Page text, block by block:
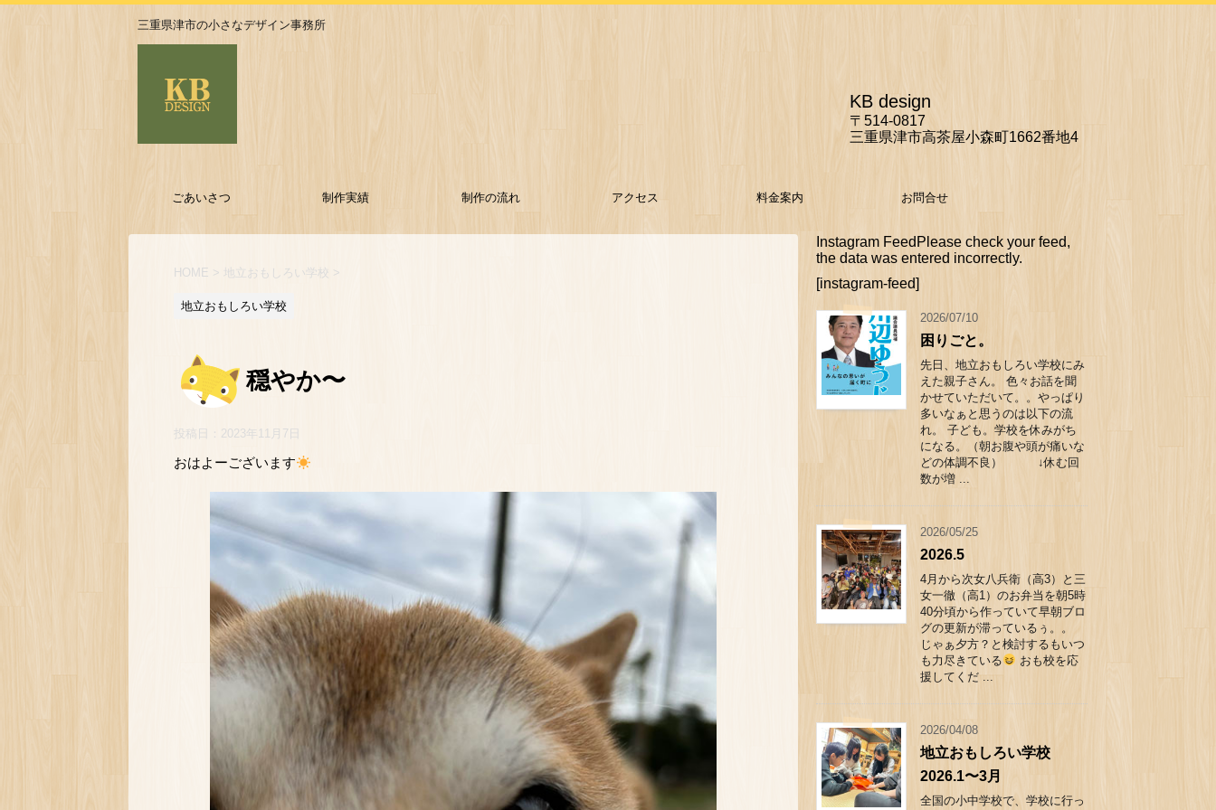
三重県津市の小さなデザイン事務所
KB design
〒514-0817
三重県津市高茶屋小森町1662番地4
ごあいさつ 制作実績 制作の流れ アクセス 料金案内 お問合せ
HOME > 地立おもしろい学校 >
地立おもしろい学校
穏やか〜
投稿日： 2023年11月7日
おはよーございます
Instagram FeedPlease check your feed,
the data was entered incorrectly.
[instagram-feed]
2026/07/10
困りごと。
先日、地立おもしろい学校にみ
えた親子さん。 色々お話を聞
かせていただいて。。やっぱり
多いなぁと思うのは以下の流
れ。 子ども。学校を休みがち
になる。（朝お腹や頭が痛いな
どの体調不良） ↓休む回
数が増 ...
2026/05/25
2026.5
4月から次女八兵衛（高3）と三
女一徹（高1）のお弁当を朝5時
40分頃から作っていて早朝ブロ
グの更新が滞っているぅ。。
じゃぁ夕方？と検討するもいつ
も力尽きている
おも校を応
援してくだ ...
2026/04/08
地立おもしろい学校
2026.1〜3月
全国の小中学校で、学校に行っ